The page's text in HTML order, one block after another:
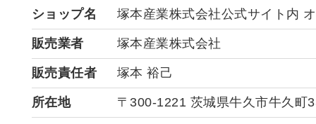
ショップ名 塚本産業株式会社公式サイト内
販売業者 塚本産業株式会社
販売責任者 塚本 裕己
所在地 〒300-1221 茨城県牛久市牛久町